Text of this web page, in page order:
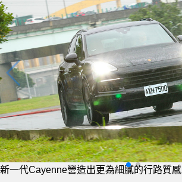
新一代Cayenne營造出更為細膩的行路質感